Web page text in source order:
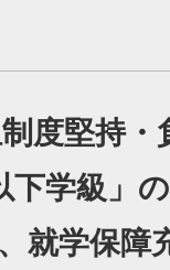
度堅持・
学級」
就学保障